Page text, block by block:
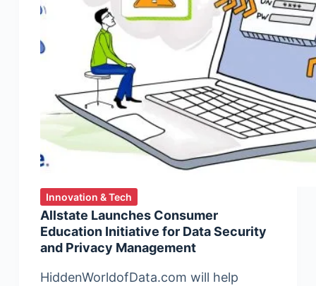
Innovation & Tech
Allstate Launches Consumer
Education Initiative for Data Security
and Privacy Management
HiddenWorldofData.com will help